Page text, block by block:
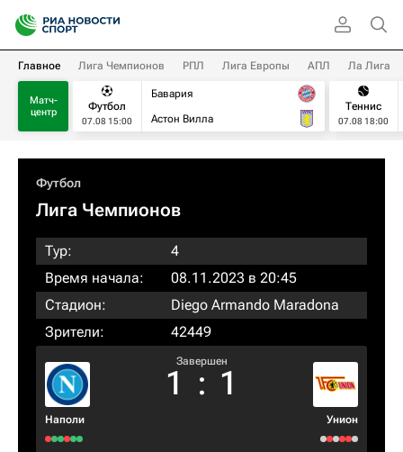
Главное Лига Чемпионов РПЛ Лига Европы АПЛ Ла Лига
Матч-
центр
Футбол
07.08 15:00
Бавария
Астон Вилла
Теннис
07.08 18:00
Футбол
Лига Чемпионов
Тур:
4
Время начала:
08.11.2023 в 20:45
Стадион:
Diego Armando Maradona
Зрители:
42449
Наполи
Завершен
1 : 1
Унион